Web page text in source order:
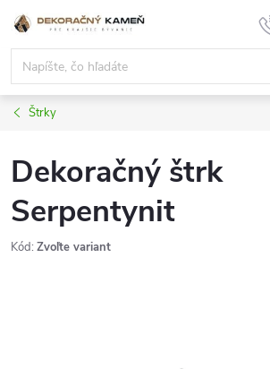
Prejsť
obsah
Štrky
Dekoračný štrk
Serpentynit
Kód: Zvoľte variant